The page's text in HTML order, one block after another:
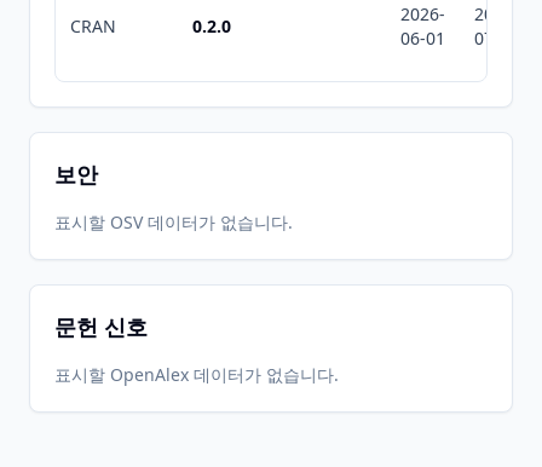
CRAN 0.2.0
2026-
06-01
2026-
07-10
보안
표시할 OSV 데이터가 없습니다.
문헌 신호
표시할 OpenAlex 데이터가 없습니다.